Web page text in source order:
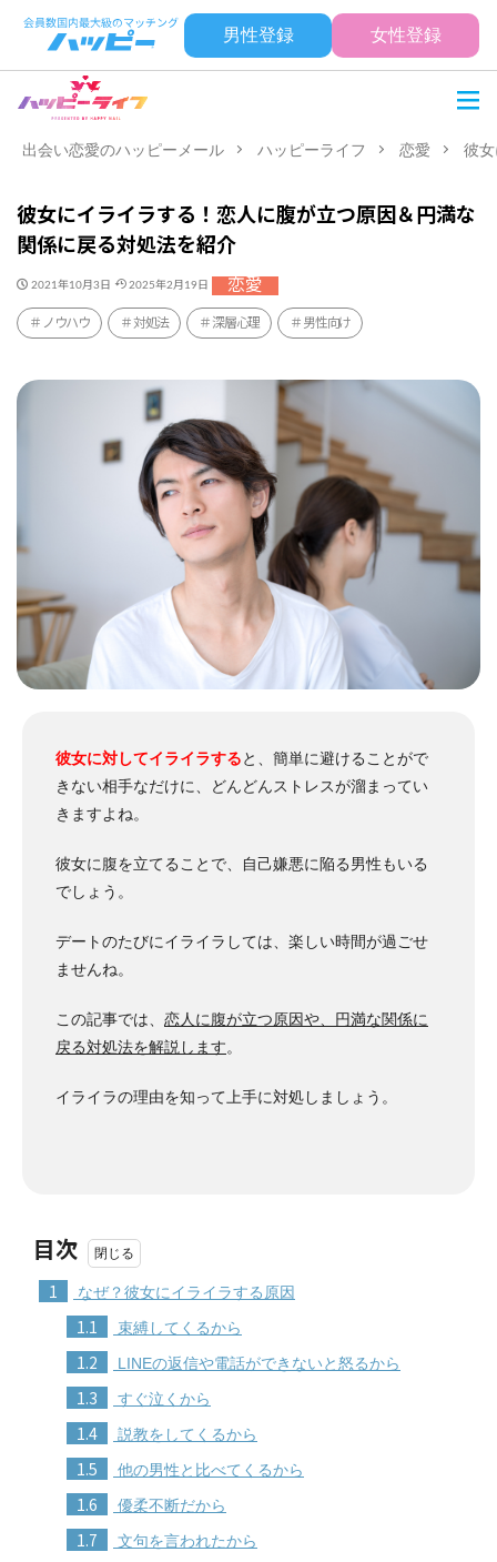
男性登録 女性登録
出会い恋愛のハッピーメール ハッピーライフ 恋愛 彼
彼女にイライラする！恋人に腹が立つ原因＆円満な
関係に戻る対処法を紹介
2021年10月3日 2025年2月19日 恋愛
ノウハウ 対処法 深層心理 男性向け
彼女に対してイライラすると、簡単に避けることがで
きない相手なだけに、どんどんストレスが溜まってい
きますよね。
彼女に腹を立てることで、自己嫌悪に陥る男性もいる
でしょう。
デートのたびにイライラしては、楽しい時間が過ごせ
ませんね。
この記事では、 恋人に腹が立つ原因や、円満な関係に
戻る対処法を解説します。
イライラの理由を知って上手に対処しましょう。
目次
1 なぜ？彼女にイライラする原因
1.1 束縛してくるから
1.2 LINEの返信や電話ができないと怒るから
1.3 すぐ泣くから
1.4 説教をしてくるから
1.5 他の男性と比べてくるから
1.6 優柔不断だから
1.7 文句を言われたから